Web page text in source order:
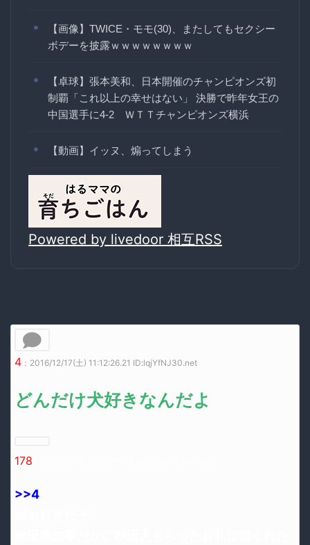
【画像】TWICE・モモ(30)、またしてもセクシー
ボデーを披露ｗｗｗｗｗｗｗｗ
【卓球】張本美和、日本開催のチャンピオンズ初
制覇「これ以上の幸せはない」 決勝で昨年女王の
中国選手に4-2 ＷＴＴチャンピオンズ横浜
【動画】イッヌ、煽ってしまう
Powered by livedoor 相互RSS
4 ：2016/12/17(土) 11:12:26.21 ID:lqjYfNJ30.net
どんだけ犬好きなんだよ
178
>>4